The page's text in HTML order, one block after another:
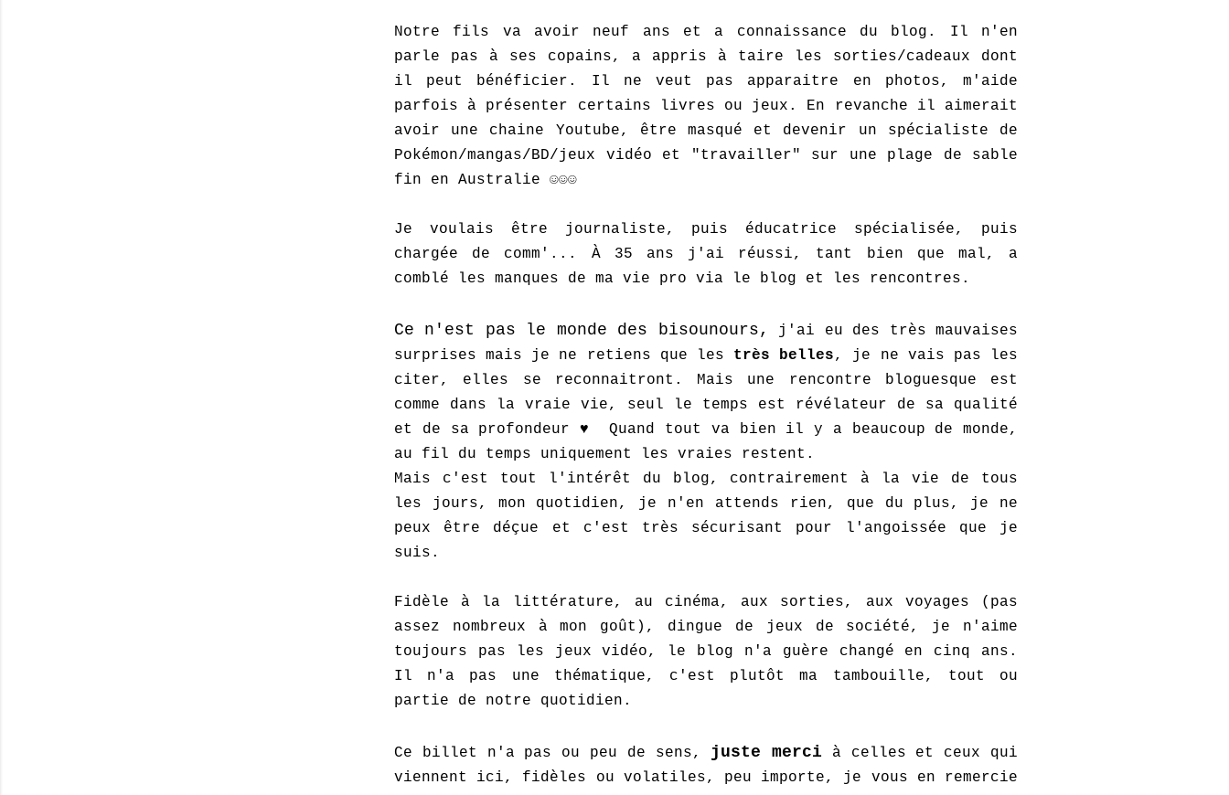
Notre fils va avoir neuf ans et a connaissance du blog. Il n'en
parle pas à ses copains, a appris à taire les sorties/cadeaux dont
il peut bénéficier. Il ne veut pas apparaitre en photos, m'aide
parfois à présenter certains livres ou jeux. En revanche il aimerait
avoir une chaine Youtube, être masqué et devenir un spécialiste de
Pokémon/mangas/BD/jeux vidéo et "travailler" sur une plage de sable
fin en Australie ☺☺☺
Je voulais être journaliste, puis éducatrice spécialisée, puis
chargée de comm'... À 35 ans j'ai réussi, tant bien que mal, a
comblé les manques de ma vie pro via le blog et les rencontres.
Ce n'est pas le monde des bisounours,
j'ai eu des très mauvaises
surprises mais je ne retiens que les très belles, je ne vais pas les
citer, elles se reconnaitront. Mais une rencontre bloguesque est
comme dans la vraie vie, seul le temps est révélateur de sa qualité
et de sa profondeur ♥ Quand tout va bien il y a beaucoup de monde,
au fil du temps uniquement les vraies restent.
Mais c'est tout l'intérêt du blog, contrairement à la vie de tous
les jours, mon quotidien, je n'en attends rien, que du plus, je ne
peux être déçue et c'est très sécurisant pour l'angoissée que je
suis.
Fidèle à la littérature, au cinéma, aux sorties, aux voyages (pas
assez nombreux à mon goût), dingue de jeux de société, je n'aime
toujours pas les jeux vidéo, le blog n'a guère changé en cinq ans.
Il n'a pas une thématique, c'est plutôt ma tambouille, tout ou
partie de notre quotidien.
Ce billet n'a pas ou peu de sens, juste merci à celles et ceux qui
viennent ici, fidèles ou volatiles, peu importe, je vous en remercie